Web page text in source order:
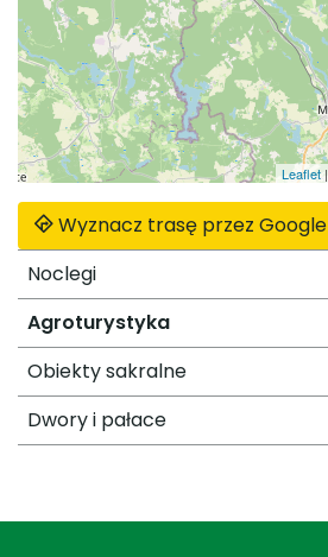
Leaflet |
Wyznacz trasę przez Google
Noclegi
Agroturystyka
Obiekty sakralne
Dwory i pałace